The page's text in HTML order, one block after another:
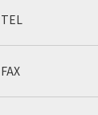
TEL
FAX